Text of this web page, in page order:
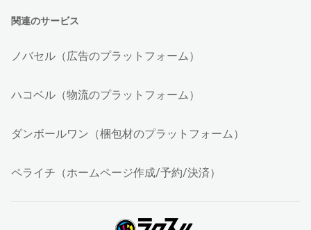
関連のサービス
ノバセル（広告のプラットフォーム）
ハコベル（物流のプラットフォーム）
ダンボールワン（梱包材のプラットフォーム）
ペライチ（ホームページ作成/予約/決済）